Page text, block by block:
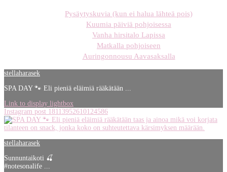
Pysäytyskuvia (kun ei halua lähteä pois)
Kuumia päiviä pohjoisessa
Vanha hirsitalo Lapissa
Matkalla pohjoiseen
Auringonnousu Aavasaksalla
stellaharasek
SPA DAY 🐾 Eli pieniä eläimiä rääkätään ...
Link to display lightbox
Instagram post 18113952610124586
stellaharasek
Sunnuntaikoti 🍒
#notesonalife ...